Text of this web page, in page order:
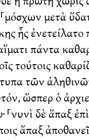
μετὰ
ἧς ἐνετείλατο
πάντα
τούτοις
τῶν
ὥσπερ ὁ
⸀νυνὶ δὲ ἅπαξ
ἅπαξ